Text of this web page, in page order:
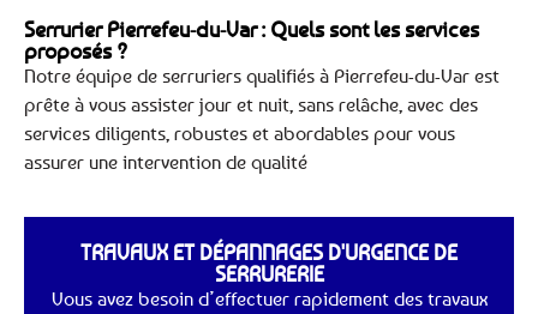
Serrurier Pierrefeu-du-Var : Quels sont les services
proposés ?
Notre équipe de serruriers qualifiés à Pierrefeu-du-Var est
prête à vous assister jour et nuit, sans relâche, avec des
services diligents, robustes et abordables pour vous
assurer une intervention de qualité
TRAVAUX ET DÉPANNAGES D'URGENCE DE
SERRURERIE
Vous avez besoin d’effectuer rapidement des travaux